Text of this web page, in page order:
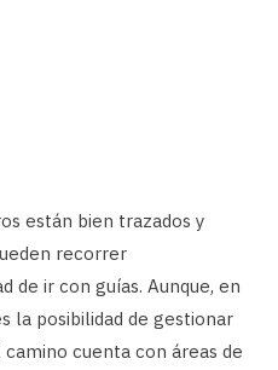
están bien trazados y
recorrer
de ir con guías. Aunque, en
la posibilidad de gestionar
cuenta con áreas de